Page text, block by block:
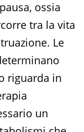
ossia
tra la vita
Le
riguarda in
un